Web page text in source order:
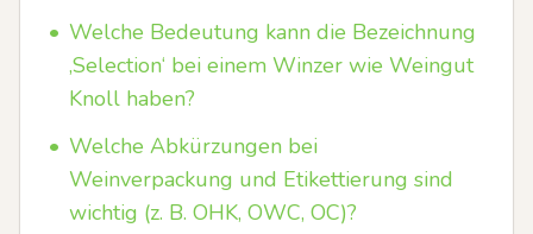
• Welche Bedeutung kann die Bezeichnung
‚Selection‘ bei einem Winzer wie Weingut
Knoll haben?
• Welche Abkürzungen bei
Weinverpackung und Etikettierung sind
wichtig (z. B. OHK, OWC, OC)?